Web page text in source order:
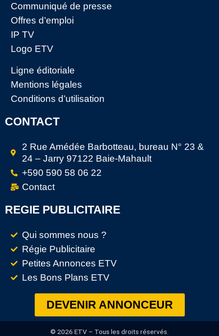
Communiqué de presse
Offres d’emploi
IP TV
Logo ETV
Ligne éditoriale
Mentions légales
Conditions d’utilisation
CONTACT
2 Rue Amédée Barbotteau, bureau N° 23 &
24 – Jarry 97122 Baie-Mahault
+590 590 58 06 22
Contact
REGIE PUBLICITAIRE
Qui sommes nous ?
Régie Publicitaire
Petites Annonces ETV
Les Bons Plans ETV
DEVENIR ANNONCEUR
© 2026 ETV – Tous les droits réservés.